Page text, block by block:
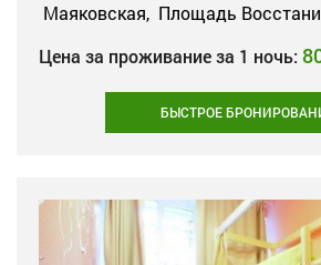
Маяковская, Площадь
Цена за проживание за 1 ночь:
БЫСТРОЕ